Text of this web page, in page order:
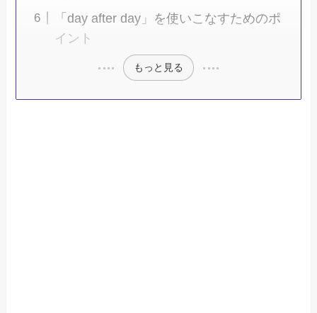
「day after day」を使いこなすためのポ
イント
もっと見る